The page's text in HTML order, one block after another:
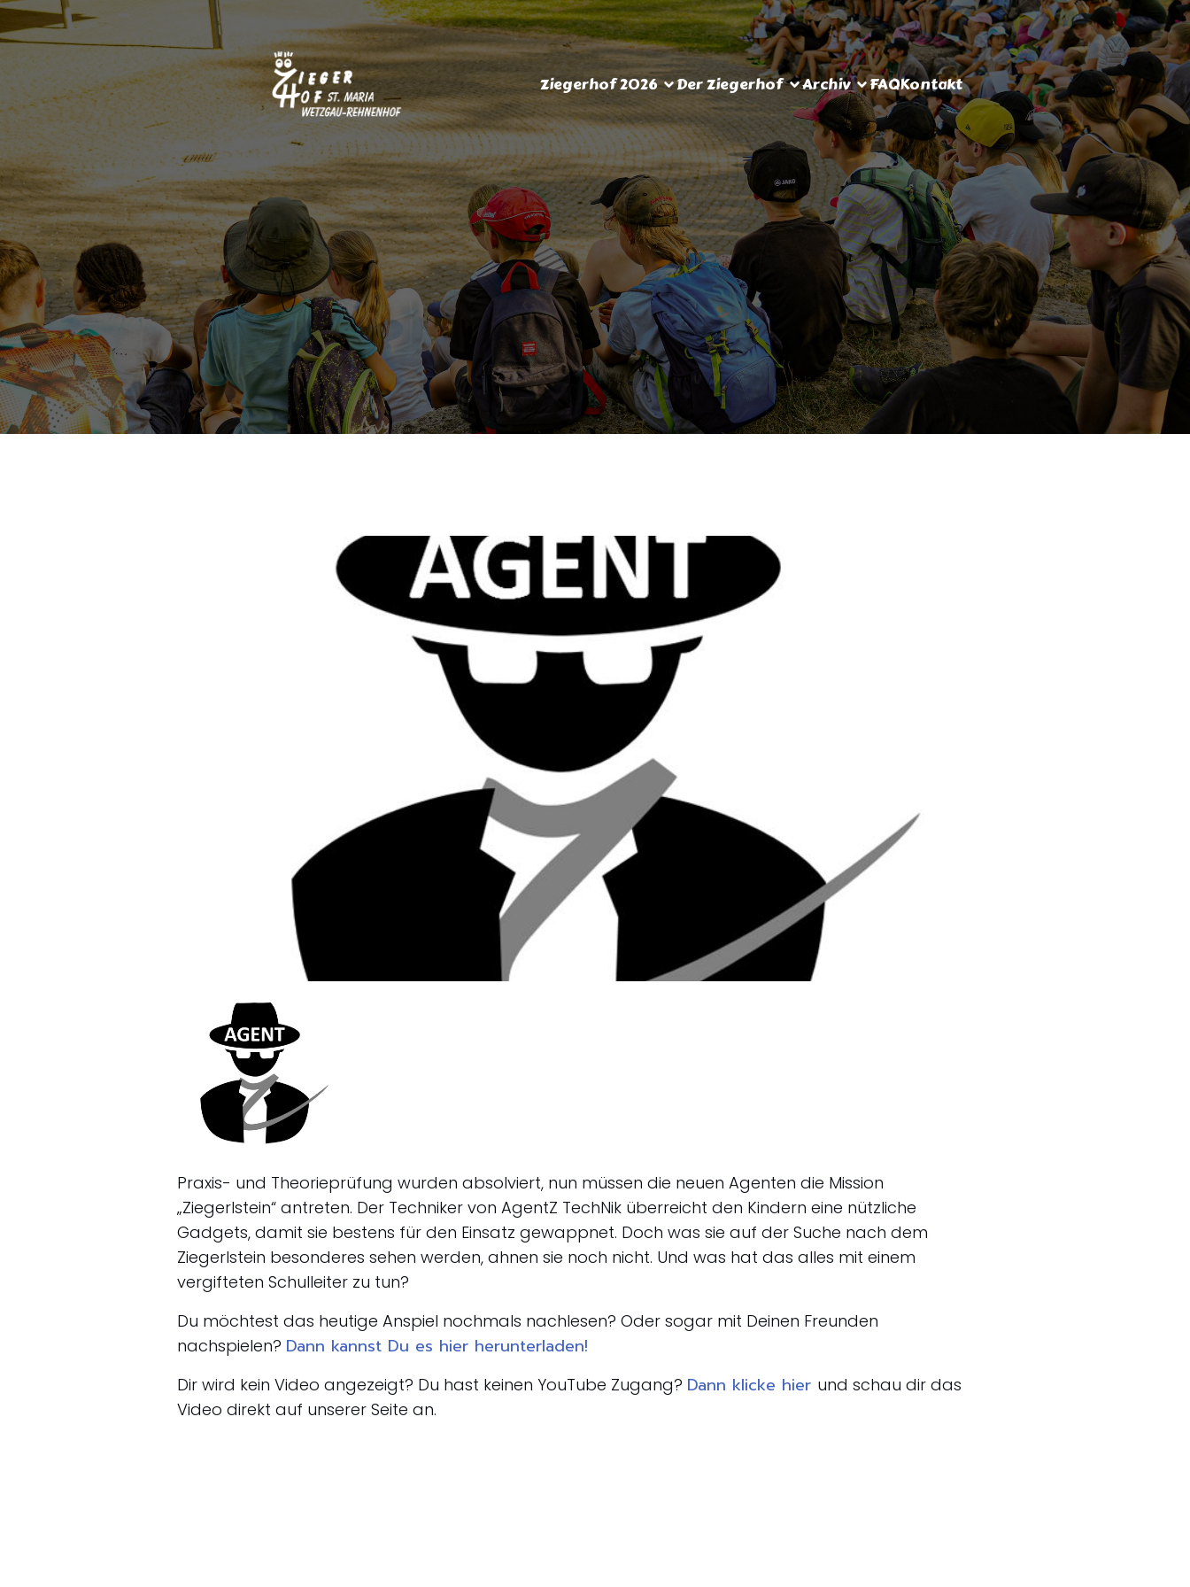
Ziegerhof 2026 Der Ziegerhof Archiv FAQKontakt
Praxis- und Theorieprüfung wurden absolviert, nun müssen die neuen Agenten die Mission
„Ziegerlstein“ antreten. Der Techniker von AgentZ TechNik überreicht den Kindern eine nützliche
Gadgets, damit sie bestens für den Einsatz gewappnet. Doch was sie auf der Suche nach dem
Ziegerlstein besonderes sehen werden, ahnen sie noch nicht. Und was hat das alles mit einem
vergifteten Schulleiter zu tun?
Du möchtest das heutige Anspiel nochmals nachlesen? Oder sogar mit Deinen Freunden
nachspielen? Dann kannst Du es hier herunterladen!
Dir wird kein Video angezeigt? Du hast keinen YouTube Zugang? Dann klicke hier und schau dir das
Video direkt auf unserer Seite an.